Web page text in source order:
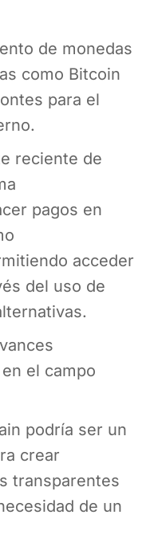
de monedas
como Bitcoin
para el
reciente de
pagos en
acceder
del uso de
el campo
podría ser un
crear
transparentes
de un